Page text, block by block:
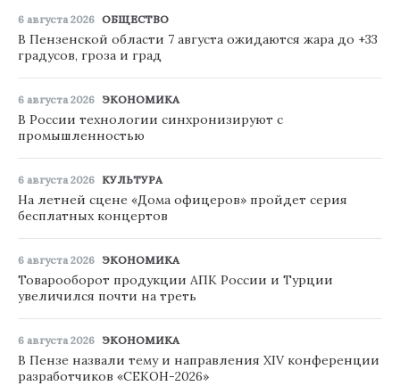
6 августа 2026 ОБЩЕСТВО
В Пензенской области 7 августа ожидаются жара до +33
градусов, гроза и град
6 августа 2026 ЭКОНОМИКА
В России технологии синхронизируют с
промышленностью
6 августа 2026 КУЛЬТУРА
На летней сцене «Дома офицеров» пройдет серия
бесплатных концертов
6 августа 2026 ЭКОНОМИКА
Товарооборот продукции АПК России и Турции
увеличился почти на треть
6 августа 2026 ЭКОНОМИКА
В Пензе назвали тему и направления XIV конференции
разработчиков «СЕКОН-2026»